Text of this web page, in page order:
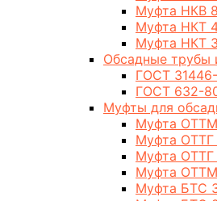
Муфта НКВ
Муфта НКТ
Муфта НКТ
Обсадные трубы
ГОСТ
ГОСТ 632-
Муфты для
Муфта
Муфта ОТТГ
Муфта ОТТГ
Муфта
Муфта БТС